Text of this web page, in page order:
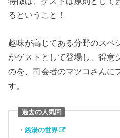
るということ！
趣味が高じてある分野のスペ
がゲストとして登場し、得意
のを、司会者のマツコさんに
す。
過去の人気回
・銭湯の世界